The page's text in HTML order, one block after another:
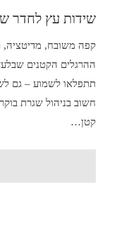
שידות עץ לחדר
קפה משובח, מדיטציה,
ההרגלים הקטנים
תתפלאו לשמוע – גם
חשוב בניהול שגרת
קטן…